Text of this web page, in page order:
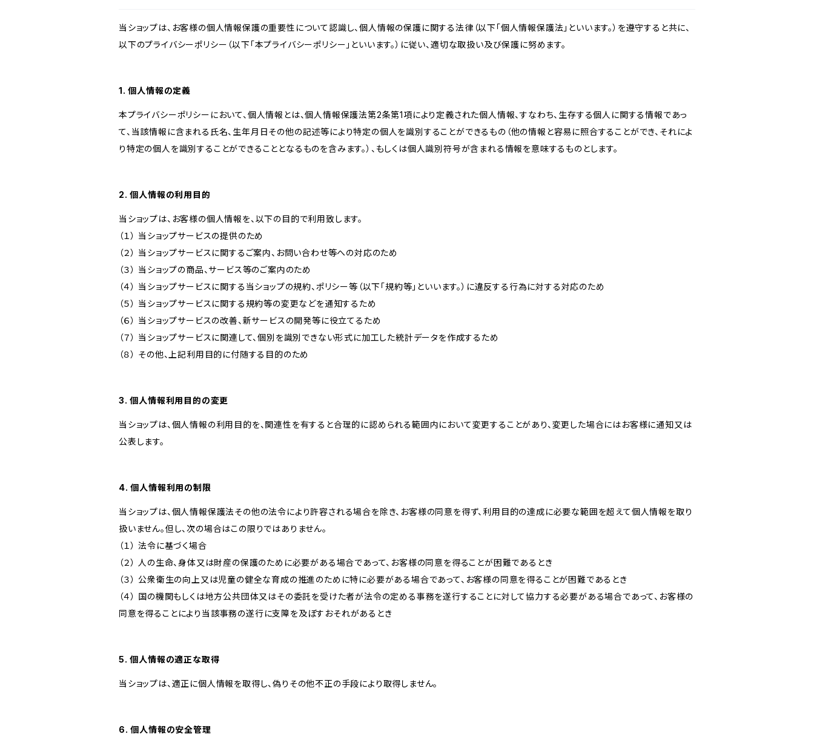
当ショップは、お客様の個人情報保護の重要性について認識し、個人情報の保護に関する法律（以下「個人情報保護法」といいます。）を遵守すると共に、
以下のプライバシーポリシー（以下「本プライバシーポリシー」といいます。）に従い、適切な取扱い及び保護に努めます。
1. 個人情報の定義
本プライバシーポリシーにおいて、個人情報とは、個人情報保護法第2条第1項により定義された個人情報、すなわち、生存する個人に関する情報であっ
て、当該情報に含まれる氏名、生年月日その他の記述等により特定の個人を識別することができるもの（他の情報と容易に照合することができ、それによ
り特定の個人を識別することができることとなるものを含みます。）、もしくは個人識別符号が含まれる情報を意味するものとします。
2. 個人情報の利用目的
当ショップは、お客様の個人情報を、以下の目的で利用致します。
（１） 当ショップサービスの提供のため
（２） 当ショップサービスに関するご案内、お問い合わせ等への対応のため
（３） 当ショップの商品、サービス等のご案内のため
（４） 当ショップサービスに関する当ショップの規約、ポリシー等（以下「規約等」といいます。）に違反する行為に対する対応のため
（５） 当ショップサービスに関する規約等の変更などを通知するため
（６） 当ショップサービスの改善、新サービスの開発等に役立てるため
（７） 当ショップサービスに関連して、個別を識別できない形式に加工した統計データを作成するため
（８） その他、上記利用目的に付随する目的のため
3. 個人情報利用目的の変更
当ショップは、個人情報の利用目的を、関連性を有すると合理的に認められる範囲内において変更することがあり、変更した場合にはお客様に通知又は
公表します。
4. 個人情報利用の制限
当ショップは、個人情報保護法その他の法令により許容される場合を除き、お客様の同意を得ず、利用目的の達成に必要な範囲を超えて個人情報を取り
扱いません。但し、次の場合はこの限りではありません。
（１） 法令に基づく場合
（２） 人の生命、身体又は財産の保護のために必要がある場合であって、お客様の同意を得ることが困難であるとき
（３） 公衆衛生の向上又は児童の健全な育成の推進のために特に必要がある場合であって、お客様の同意を得ることが困難であるとき
（４） 国の機関もしくは地方公共団体又はその委託を受けた者が法令の定める事務を遂行することに対して協力する必要がある場合であって、お客様の
同意を得ることにより当該事務の遂行に支障を及ぼすおそれがあるとき
5. 個人情報の適正な取得
当ショップは、適正に個人情報を取得し、偽りその他不正の手段により取得しません。
6. 個人情報の安全管理